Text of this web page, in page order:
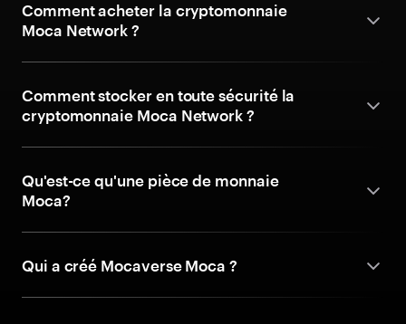
Comment acheter la cryptomonnaie
Moca Network ?
Comment stocker en toute sécurité la
cryptomonnaie Moca Network ?
Qu'est-ce qu'une pièce de monnaie
Moca?
Qui a créé Mocaverse Moca ?